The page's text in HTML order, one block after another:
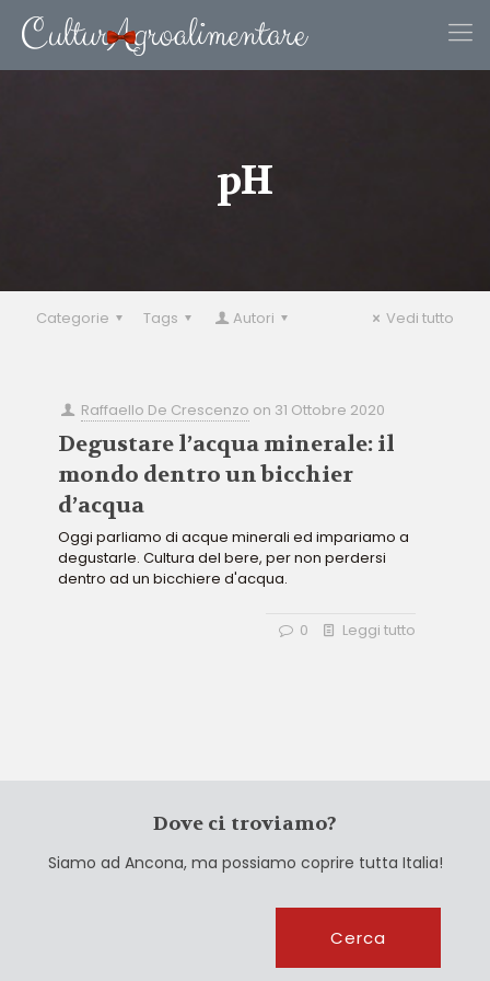
pH
Categorie Tags Autori Vedi tutto
Raffaello De Crescenzo on 31 Ottobre 2020
Degustare l’acqua minerale: il
mondo dentro un bicchier
d’acqua
Oggi parliamo di acque minerali ed impariamo a
degustarle. Cultura del bere, per non perdersi
dentro ad un bicchiere d'acqua.
0 Leggi tutto
Dove ci troviamo?
Siamo ad Ancona, ma possiamo coprire tutta Italia!
Cerca